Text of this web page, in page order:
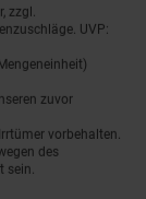
zzgl.
UVP:
zuvor
vorbehalten.
des
sein.